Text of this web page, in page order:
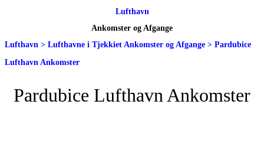
Lufthavn
Ankomster og Afgange
Lufthavn > Lufthavne i Tjekkiet Ankomster og Afgange > Pardubice
Lufthavn Ankomster
Pardubice Lufthavn Ankomster